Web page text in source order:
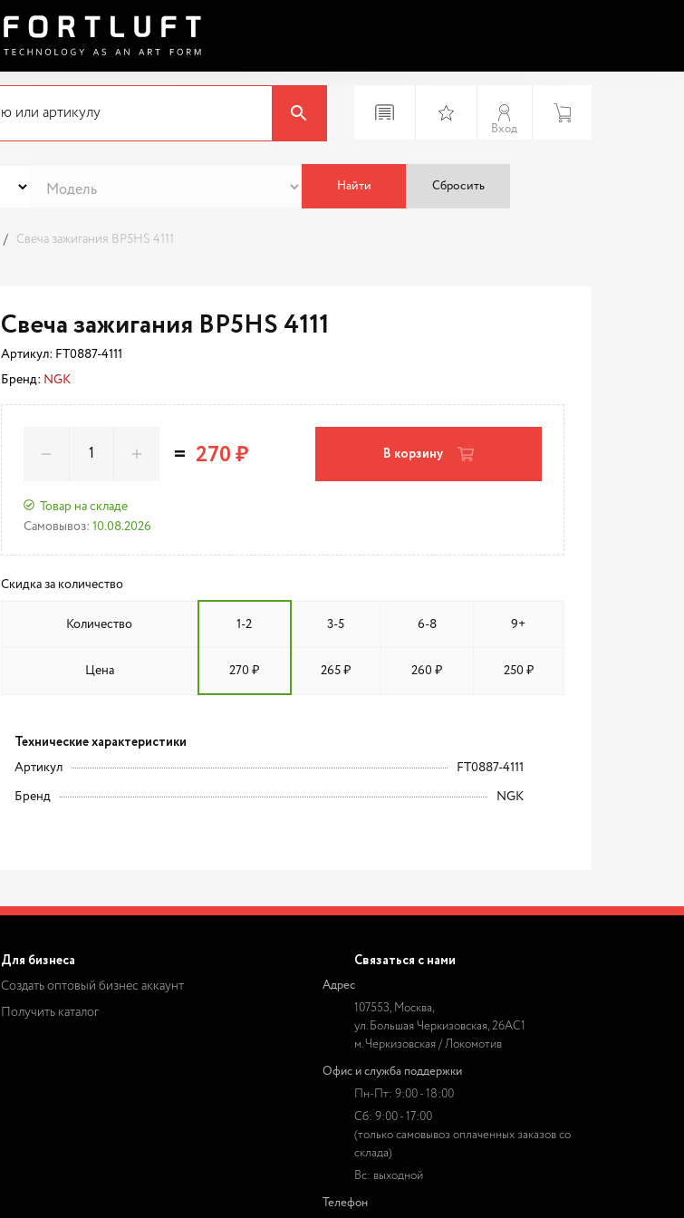
Вход
Найти Сбросить
Свеча зажигания BP5HS 4111
Свеча зажигания BP5HS 4111
Артикул: FT0887-4111
Бренд: NGK
Товар на складе
Самовывоз: 10.08.2026
= 270 ₽ В корзину
Скидка за количество
Количество 1-2 3-5 6-8 9+
Цена 270 ₽ 265 ₽ 260 ₽ 250 ₽
Технические характеристики
Артикул FT0887-4111
Бренд NGK
Для бизнеса
Создать оптовый бизнес аккаунт
Получить каталог
Связаться с нами
Адрес
107553, Москва,
ул. Большая Черкизовская, 26АС1
м. Черкизовская / Локомотив
Офис и служба поддержки
Пн-Пт: 9:00 - 18:00
Сб: 9:00 - 17:00
(только самовывоз оплаченных заказов со
склада)
Вс: выходной
Телефон